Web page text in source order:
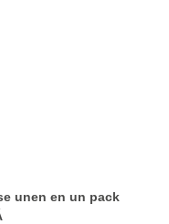
unen en un pack